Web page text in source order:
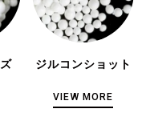
ジルコンショット
VIEW MORE